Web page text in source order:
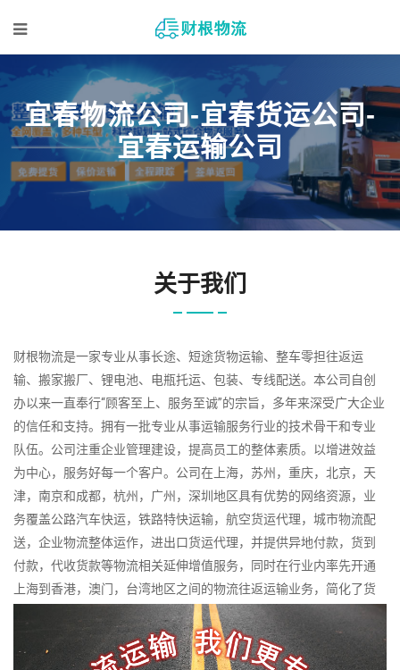
宜春物流公司-宜春货运公司-
宜春运输公司
关于我们
财根物流是一家专业从事长途、短途货物运输、整车零担往返运
输、搬家搬厂、锂电池、电瓶托运、包装、专线配送。本公司自创
办以来一直奉行“顾客至上、服务至诚”的宗旨，多年来深受广大企业
的信任和支持。拥有一批专业从事运输服务行业的技术骨干和专业
队伍。公司注重企业管理建设，提高员工的整体素质。以增进效益
为中心，服务好每一个客户。公司在上海，苏州，重庆，北京，天
津，南京和成都，杭州，广州，深圳地区具有优势的网络资源，业
务覆盖公路汽车快运，铁路特快运输，航空货运代理，城市物流配
送，企业物流整体运作，进出口货运代理，并提供异地付款，货到
付款，代收货款等物流相关延伸增值服务，同时在行业内率先开通
上海到香港，澳门，台湾地区之间的物流往返运输业务，简化了货
物进出口操作流程，减少了货物在途时间，提高了货物流通效率。
财根物流在天津、苏州、成都等地区拥有优质的物流网络资源，依
靠国内北京，上海，广州为转运中心，可提供一站式的综合物流服